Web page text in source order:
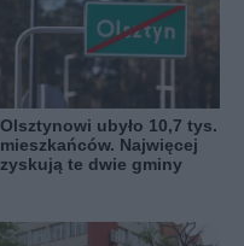
Olsztynowi ubyło 10,7 tys.
mieszkańców. Najwięcej
zyskują te dwie gminy